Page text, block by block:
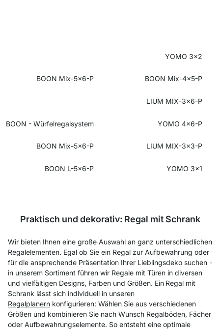
YOMO 3x2
BOON Mix-5x6-P BOON Mix-4x5-P
LIUM MIX-3x6-P
BOON - Würfelregalsystem YOMO 4x6-P
BOON Mix-5x6-P LIUM MIX-3x3-P
BOON L-5x6-P YOMO 3x1
Praktisch und dekorativ: Regal mit Schrank
Wir bieten Ihnen eine große Auswahl an ganz unterschiedlichen
Regalelementen. Egal ob Sie ein Regal zur Aufbewahrung oder
für die ansprechende Präsentation Ihrer Lieblingsdeko suchen -
in unserem Sortiment führen wir Regale mit Türen in diversen
und vielfältigen Designs, Farben und Größen. Ein Regal mit
Schrank lässt sich individuell in unseren
Regalplanern konfigurieren: Wählen Sie aus verschiedenen
Größen und kombinieren Sie nach Wunsch Regalböden, Fächer
oder Aufbewahrungselemente. So entsteht eine optimale